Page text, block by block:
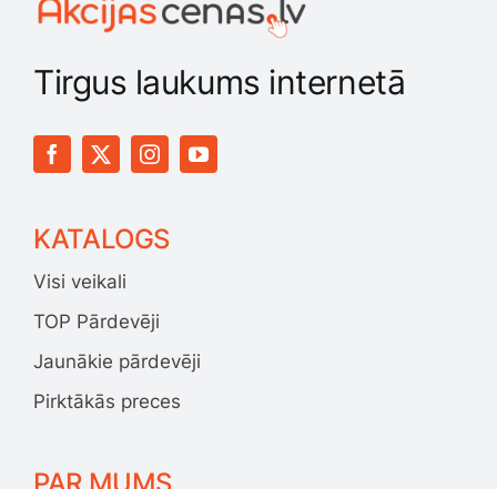
Tirgus laukums internetā
KATALOGS
Visi veikali
TOP Pārdevēji
Jaunākie pārdevēji
Pirktākās preces